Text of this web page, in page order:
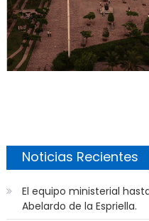
Noticias Recientes
El equipo ministerial
Abelardo de la Espriella.